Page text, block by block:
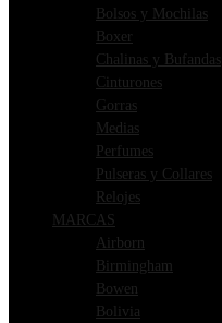
Bolsos y Mochilas
Boxer
Chalinas y Bufandas
Cinturones
Gorras
Medias
Perfumes
Pulseras y Collares
Relojes
MARCAS
Airborn
Birmingham
Bowen
Bolivia